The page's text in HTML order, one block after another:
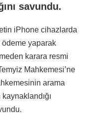
savundu.
iPhone cihazlarda
ödeme yaparak
karara resmi
Mahkemesi’ne
arama
kaynaklandığı